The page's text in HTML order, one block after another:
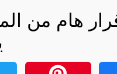
هام من